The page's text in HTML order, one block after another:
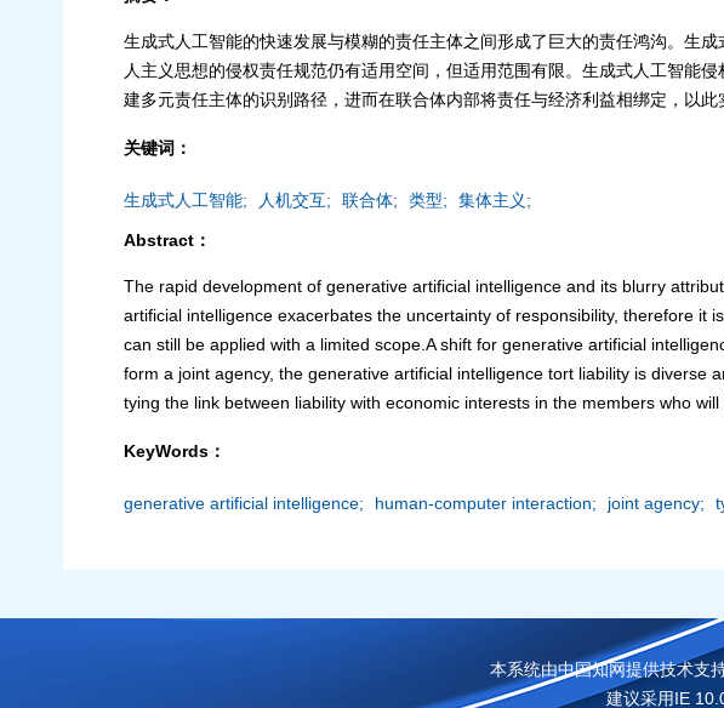
生成式人工智能的快速发展与模糊的责任主体之间形成了巨大的责任鸿沟。生
人主义思想的侵权责任规范仍有适用空间，但适用范围有限。生成式人工智能
建多元责任主体的识别路径，进而在联合体内部将责任与经济利益相绑定，以此
关键词：
生成式人工智能; 人机交互; 联合体; 类型; 集体主义;
Abstract：
The rapid development of generative artificial intelligence and its blurry
artificial intelligence exacerbates the uncertainty of responsibility, therefore
can still be applied with a limited scope.A shift for generative artificial
form a joint agency, the generative artificial intelligence tort liability is
tying the link between liability with economic interests in the members who
KeyWords：
generative artificial intelligence; human-computer interaction; joint agency;
本系统由中国知网提供技术支
建议采用IE